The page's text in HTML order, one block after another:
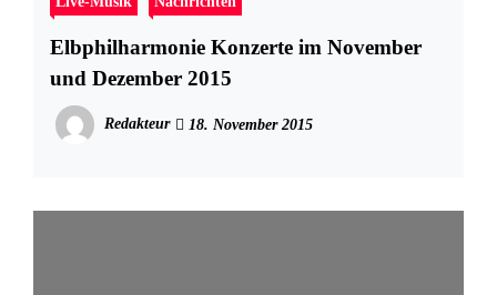
Elbphilharmonie Konzerte im November
und Dezember 2015
Redakteur 18. November 2015